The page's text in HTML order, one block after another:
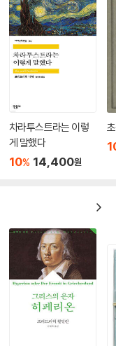
석 중 하나를 새로이 세
모니터
역사를 바라볼 때도 떠
예언자 카산드라의 몸을
야기하고, 동독 사회가
를 훌륭히 새로 쓰고, 비
눈앞에 닥친 미래를 되
한 이 세상은 크리스타
바로 이것이다. _노이에
차라투스트라는 이렇
게 말했다
10% 14,400원